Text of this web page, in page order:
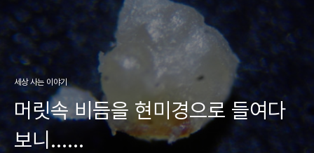
세상 사는 이야기
머릿속 비듬을 현미경으로 들여다
보니......